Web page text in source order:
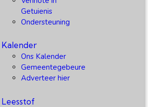
Getuienis
Ondersteuning
Kalender
Ons Kalender
Gemeentegebeure
Adverteer hier
Leesstof